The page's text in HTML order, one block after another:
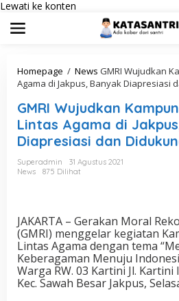
Lewati ke konten
Homepage / News GMRI Wujudkan
Agama di Jakpus, Banyak Diapresiasi
GMRI Wujudkan
Lintas Agama di
Diapresiasi dan
Superadmin
31 Agustus 2021
News
875 Dilihat
JAKARTA – Gerakan Moral
(GMRI) menggelar kegiatan
Lintas Agama dengan tema
Keberagaman Menuju
Warga RW. 03 Kartini Jl. Kartini
Kec. Sawah Besar Jakpus,